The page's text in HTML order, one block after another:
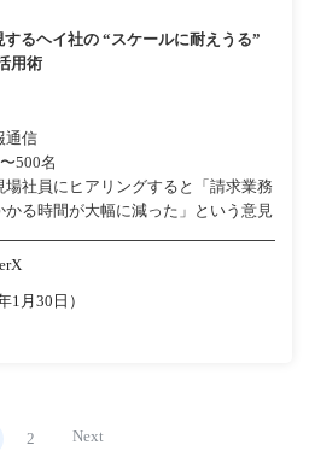
るヘイ社の “スケールに耐えうる”
用術
通信
500名
場社員にヒアリングすると「請求業務
かる時間が大幅に減った」という意見
1月30日）
2 Next